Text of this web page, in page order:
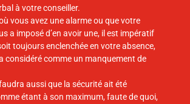
à votre conseiller.
vous avez une alarme ou que votre
a imposé d’en avoir une, il est impératif
toujours enclenchée en votre absence,
considéré comme un manquement de
aussi que la sécurité ait été
étant à son maximum, faute de quoi,